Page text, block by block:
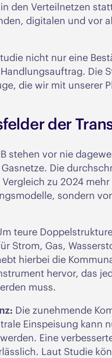
den Verteilnetzen
digitalen und vor
nicht nur eine
Die
die wir mit unserer
der
stehen vor nie
Die
zu 2024
sondern
teure
Strom, Gas,
hierbei die
hervor, das
muss.
Die zunehmende
Einspeisung kann
Eine
Laut Studie